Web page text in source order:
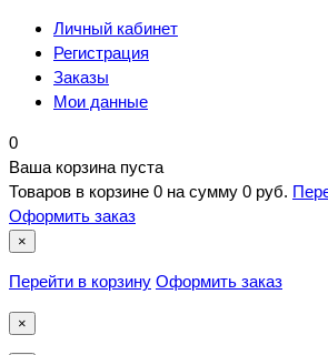
Личный кабинет
Регистрация
Заказы
Мои данные
0
Ваша корзина пуста
Товаров в корзине 0 на сумму 0 руб.
Оформить заказ
×
Перейти в корзину Оформить заказ
×